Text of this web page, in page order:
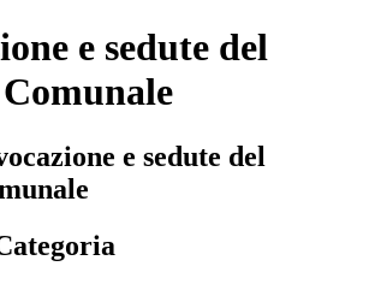
e sedute del
e sedute del